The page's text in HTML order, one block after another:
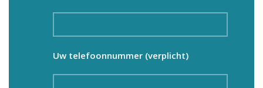
Uw telefoonnummer (verplicht)